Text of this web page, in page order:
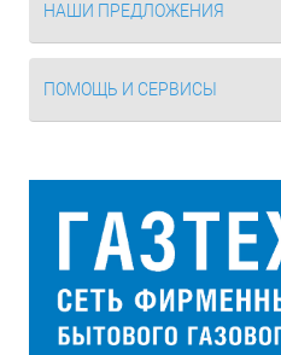
НАШИ ПРЕДЛОЖЕНИЯ
ПОМОЩЬ И СЕРВИСЫ